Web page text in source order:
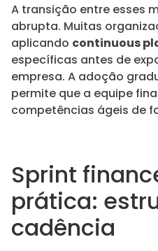
A transição entre esses
abrupta. Muitas
aplicando continuous
específicas antes de
empresa. A adoção
permite que a equipe
competências ágeis de
Sprint
prática:
cadência